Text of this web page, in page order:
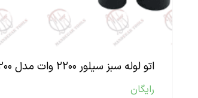
اتو لوله سبز سیلور ۲۲۰۰ وات مدل GT-PW۲۲۰۰
رایگان